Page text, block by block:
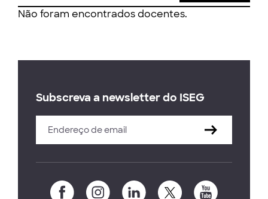
Não foram encontrados docentes.
Subscreva a newsletter do ISEG